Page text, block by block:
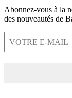
Abonnez-vous à la
des nouveautés de